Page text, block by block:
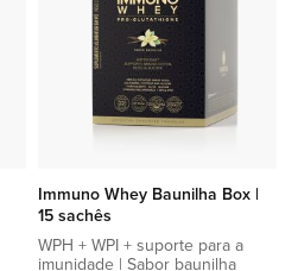
Immuno Whey Baunilha Box |
15 sachês
WPH + WPI + suporte para a
imunidade | Sabor baunilha